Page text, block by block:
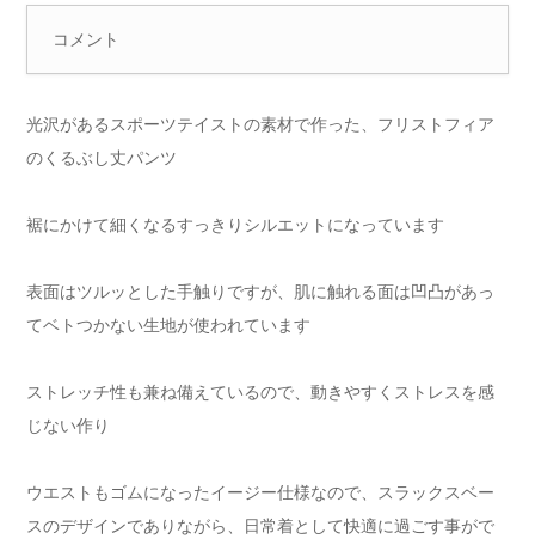
コメント
光沢があるスポーツテイストの素材で作った、フリストフィア
のくるぶし丈パンツ
裾にかけて細くなるすっきりシルエットになっています
表面はツルッとした手触りですが、肌に触れる面は凹凸があっ
てベトつかない生地が使われています
ストレッチ性も兼ね備えているので、動きやすくストレスを感
じない作り
ウエストもゴムになったイージー仕様なので、スラックスベー
スのデザインでありながら、日常着として快適に過ごす事がで